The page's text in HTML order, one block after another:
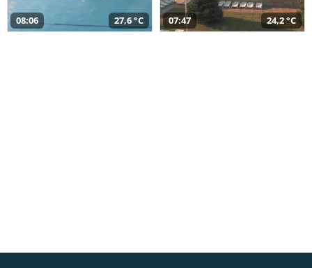
08:06 27,6 °C 07:47 24,2 °C